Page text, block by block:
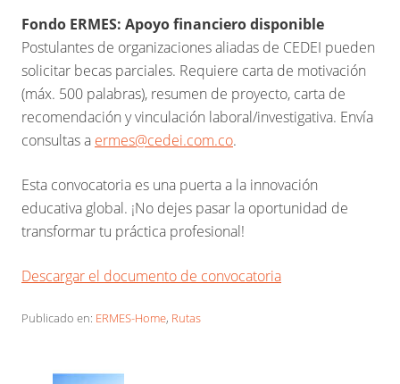
Fondo ERMES: Apoyo financiero disponible
Postulantes de organizaciones aliadas de CEDEI pueden
solicitar becas parciales. Requiere carta de motivación
(máx. 500 palabras), resumen de proyecto, carta de
recomendación y vinculación laboral/investigativa. Envía
consultas a ermes@cedei.com.co.
Esta convocatoria es una puerta a la innovación
educativa global. ¡No dejes pasar la oportunidad de
transformar tu práctica profesional!
Descargar el documento de convocatoria
Publicado en: ERMES-Home, Rutas